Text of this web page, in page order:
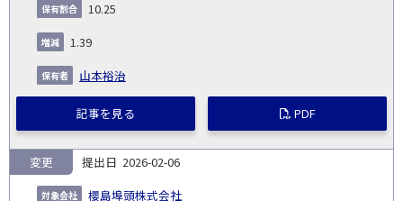
10.25
1.39
山本裕治
記事を見る PDF
2026-02-06
櫻島埠頭株式会社
変更